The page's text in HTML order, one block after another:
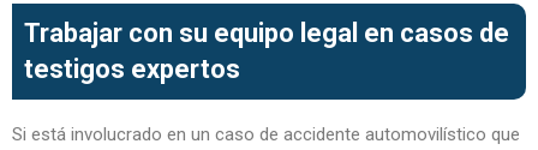
Trabajar con su equipo legal en casos de
testigos expertos
Si está involucrado en un caso de accidente automovilístico que